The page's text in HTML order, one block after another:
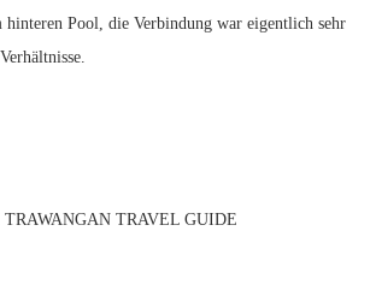
Pool, die Verbindung war eigentlich sehr